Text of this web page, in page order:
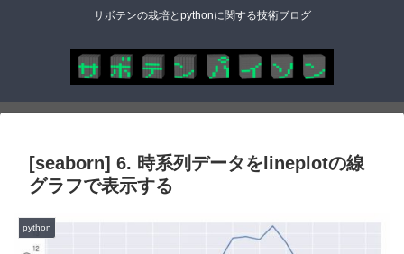
サボテンの栽培とpythonに関する技術ブログ
[seaborn] 6. 時系列データをlineplotの線
グラフで表示する
python